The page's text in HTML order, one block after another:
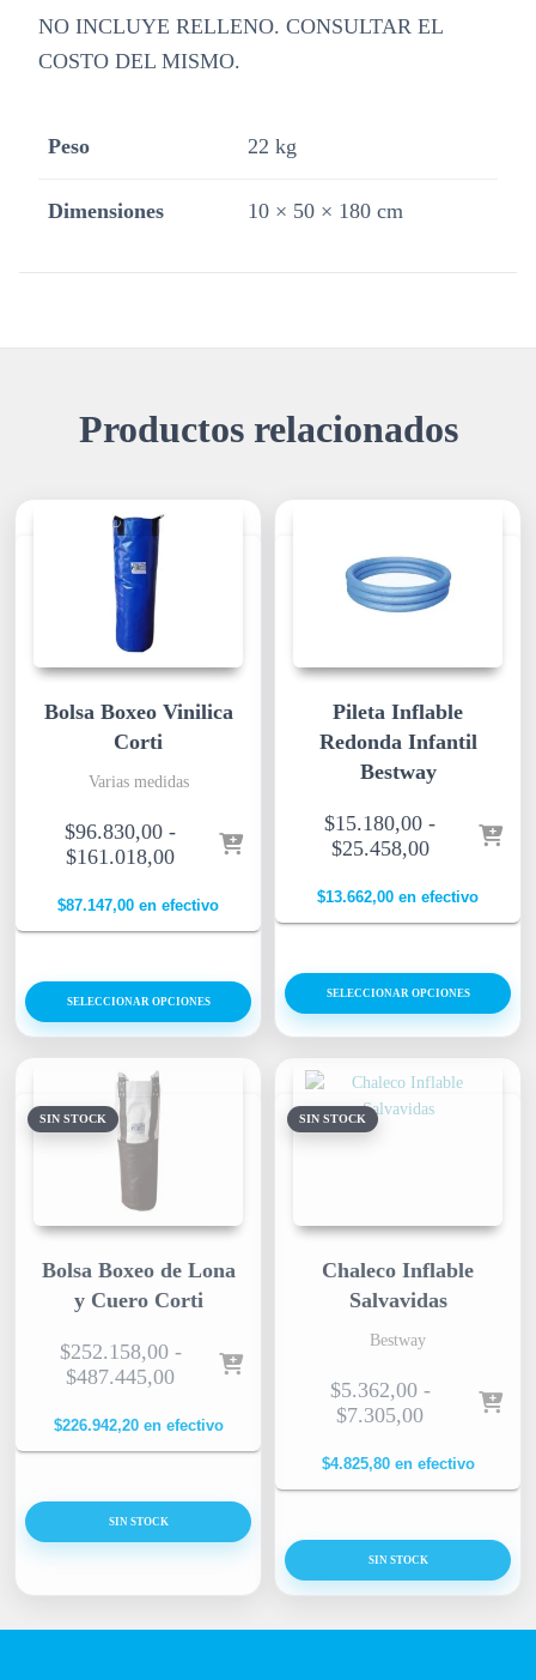
NO INCLUYE RELLENO. CONSULTAR EL
COSTO DEL MISMO.
Peso 22 kg
Dimensiones 10 × 50 × 180 cm
Productos relacionados
Bolsa Boxeo Vinilica
Corti
Varias medidas
$96.830,00 -
$161.018,00
$87.147,00 en efectivo
SELECCIONAR OPCIONES
SIN STOCK
Bolsa Boxeo de Lona
y Cuero Corti
$252.158,00 -
$487.445,00
$226.942,20en efectivo
SIN STOCK
SIN STOCK
Chaleco Inflable
Salvavidas
Bestway
$5.362,00 -
$7.305,00
$4.825,80en efectivo
SIN STOCK
Pileta Inflable
Redonda Infantil
Bestway
$15.180,00 -
$25.458,00
$13.662,00 en efectivo
SELECCIONAR OPCIONES